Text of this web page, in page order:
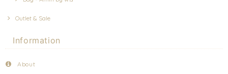
Outlet & Sale
Information
About